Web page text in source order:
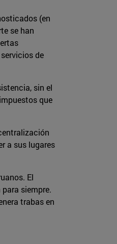
(en
se han
de
sin el
que
a sus lugares
El
siempre.
trabas en